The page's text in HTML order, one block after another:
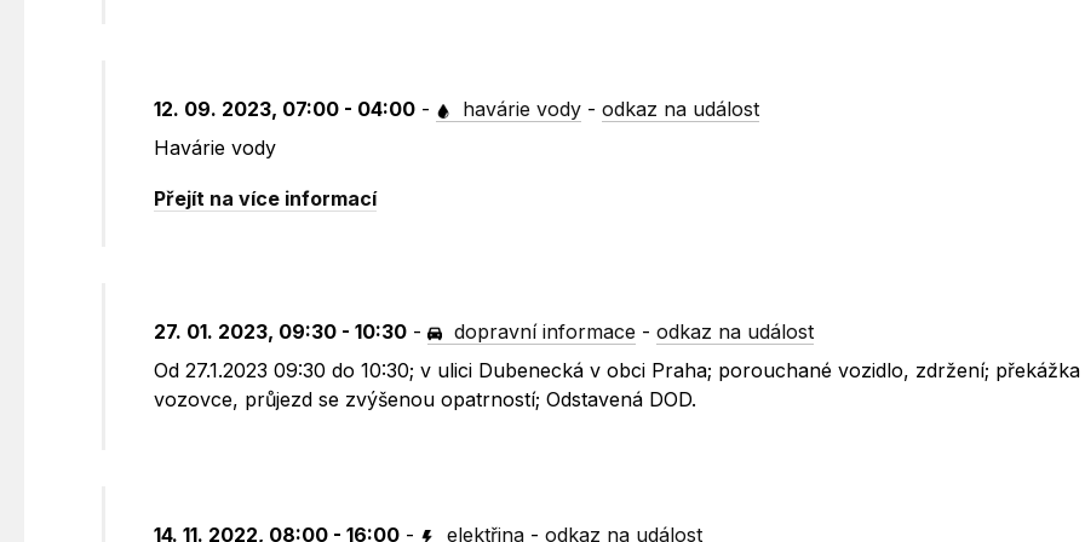
12. 09. 2023, 07:00 - 04:00 - havárie vody -odkaz na událost
Havárie vody
Přejít na více informací
27. 01. 2023, 09:30 - 10:30 - dopravní informace -odkaz na událost
Od 27.1.2023 09:30 do 10:30; v ulici Dubenecká v obci Praha; porouchané vozidlo, zdržení;
vozovce, průjezd se zvýšenou opatrností; Odstavená DOD.
14. 11. 2022, 08:00 - 16:00 - elektřina -odkaz na událost